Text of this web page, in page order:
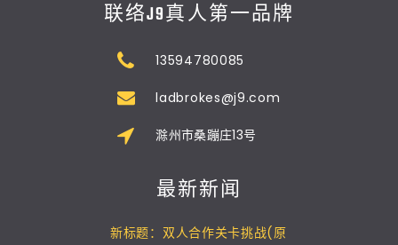
联络J9真人第一品牌
13594780085
ladbrokes@j9.com
滁州市桑蹦庄13号
最新新闻
新标题：双人合作关卡挑战(原